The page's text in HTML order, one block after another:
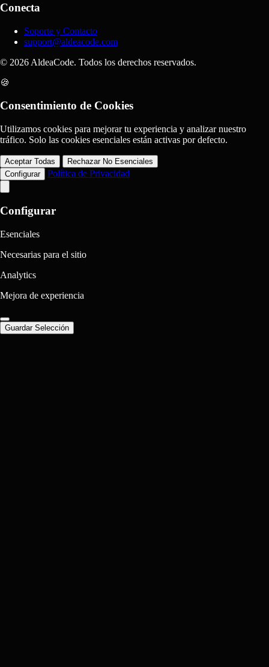
Conecta
Soporte y Contacto
support@aldeacode.com
© 2026 AldeaCode. Todos los derechos reservados.
🍪
Consentimiento de Cookies
Utilizamos cookies para mejorar tu experiencia y analizar nuestro
tráfico. Solo las cookies esenciales están activas por defecto.
Aceptar Todas
Rechazar No Esenciales
Configurar
Política de Privacidad
Configurar
Esenciales
Necesarias para el sitio
Analytics
Mejora de experiencia
Guardar Selección